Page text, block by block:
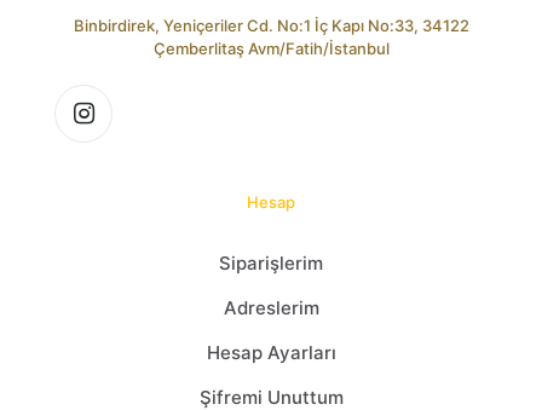
Binbirdirek, Yeniçeriler Cd. No:1 İç Kapı No:33, 34122
Çemberlitaş Avm/Fatih/İstanbul
Hesap
Siparişlerim
Adreslerim
Hesap Ayarları
Şifremi Unuttum